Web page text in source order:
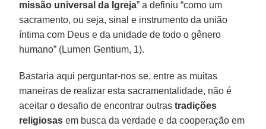
missão universal da Igreja” a definiu “como um
sacramento, ou seja, sinal e instrumento da união
íntima com Deus e da unidade de todo o gênero
humano” (Lumen Gentium, 1).
Bastaria aqui perguntar-nos se, entre as muitas
maneiras de realizar esta sacramentalidade, não é
aceitar o desafio de encontrar outrastradições
religiosas em busca da verdade e da cooperação em